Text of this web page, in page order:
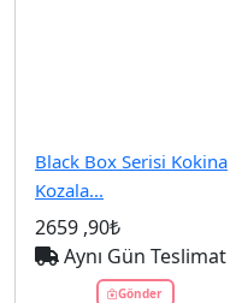
Black Box Serisi Kokina
Kozala...
2659 ,90₺
Aynı Gün Teslimat
Gönder